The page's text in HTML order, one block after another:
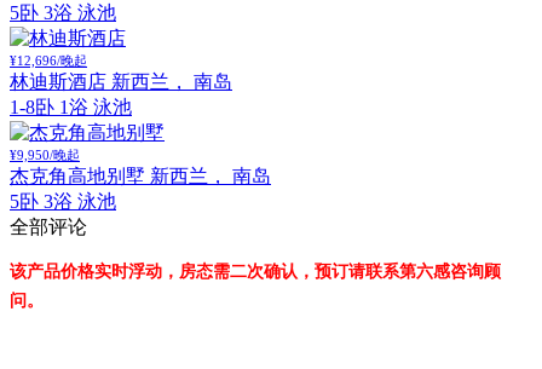
5卧 3浴 泳池
¥12,696/晚起
林迪斯酒店 新西兰， 南岛
1-8卧 1浴 泳池
¥9,950/晚起
杰克角高地别墅 新西兰， 南岛
5卧 3浴 泳池
全部评论
该产品价格实时浮动，房态需二次确认，预订请联系第六感咨询顾
问。